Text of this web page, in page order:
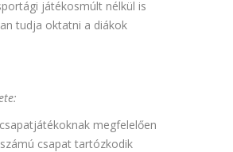
játékosmúlt nélkül is
tudja oktatni a diákok
megfelelően
csapat tartózkodik